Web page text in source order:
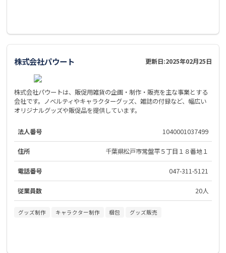
株式会社パウート 更新日:2025年02月25日
株式会社パウートは、販促用雑貨の企画・制作・販売を主な事業とする
会社です。ノベルティやキャラクターグッズ、雑誌の付録など、幅広い
オリジナルグッズや販促品を提供しています。
法人番号 1040001037499
住所 千葉県松戸市常盤平５丁目１８番地１
電話番号 047-311-5121
従業員数 20人
グッズ制作 キャラクター制作 梱包 グッズ販売